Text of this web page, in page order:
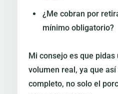
¿Me cobran por
mínimo obligatorio?
Mi consejo es que
volumen real, ya que
completo, no solo el